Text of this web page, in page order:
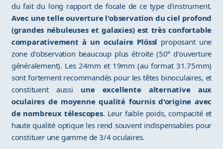
du fait du long rapport de focale de ce type d'instrument.
Avec une telle ouverture l'observation du ciel profond
(grandes nébuleuses et galaxies) est très confortable
comparativement à un oculaire Plössl proposant une
zone d'observation beaucoup plus étroite (50° d'ouverture
généralement). Les 24mm et 19mm (au format 31.75mm)
sont fortement recommandés pour les têtes binoculaires, et
constituent aussi une excellente alternative aux
oculaires de moyenne qualité fournis d'origine avec
de nombreux télescopes. Leur faible poids, compacité et
haute qualité optique les rend souvent indispensables pour
constituer une gamme de 3/4 oculaires.